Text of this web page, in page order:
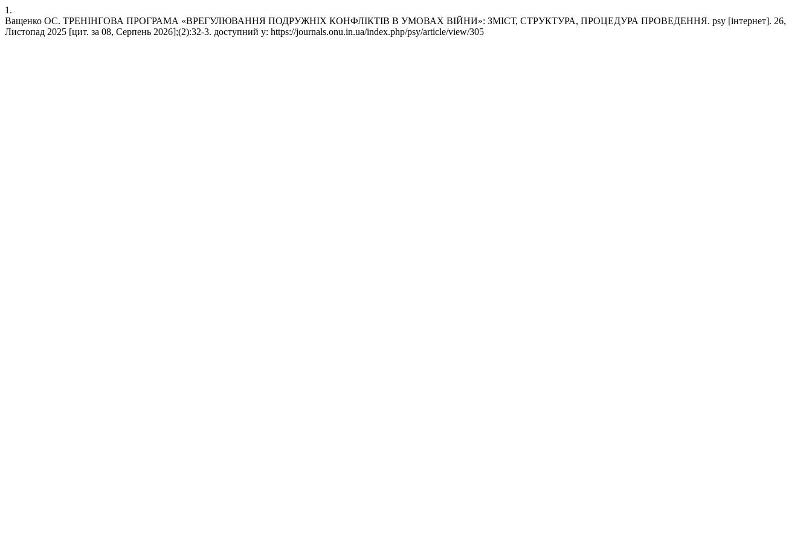
1.
Ващенко ОС. ТРЕНІНГОВА ПРОГРАМА «ВРЕГУЛЮВАННЯ ПОДРУЖНІХ КОНФЛІКТІВ В УМОВАХ ВІЙНИ»: ЗМІСТ, СТРУКТУРА, ПРОЦЕДУРА ПРОВЕДЕННЯ. psy [інтернет]. 26,
Листопад 2025 [цит. за 08, Серпень 2026];(2):32-3. доступний у: https://journals.onu.in.ua/index.php/psy/article/view/305